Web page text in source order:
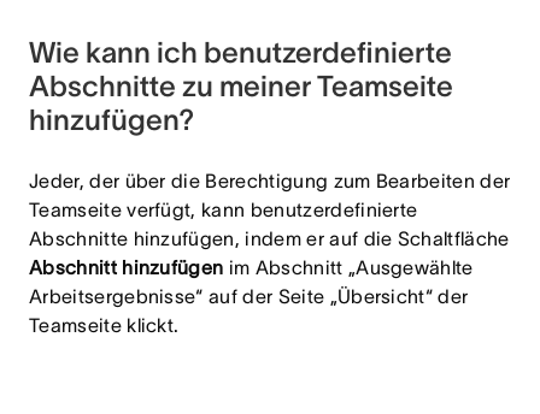
Wie kann ich benutzerdefinierte
Abschnitte zu meiner Teamseite
hinzufügen?
Jeder, der über die Berechtigung zum Bearbeiten der
Teamseite verfügt, kann benutzerdefinierte
Abschnitte hinzufügen, indem er auf die Schaltfläche
Abschnitt hinzufügen im Abschnitt „Ausgewählte
Arbeitsergebnisse“ auf der Seite „Übersicht“ der
Teamseite klickt.